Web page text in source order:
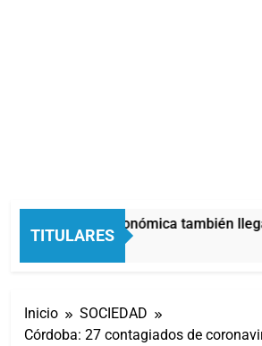
TITULARES
La crisis económica también
3 Horas Atrás
Inicio
SOCIEDAD
Córdoba: 27 contagiados de